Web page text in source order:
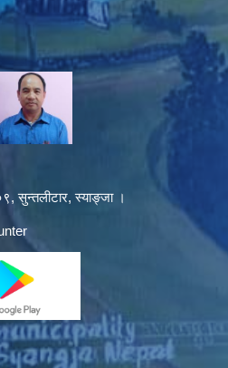
सुन्तलीटार, स्याङ्जा ।